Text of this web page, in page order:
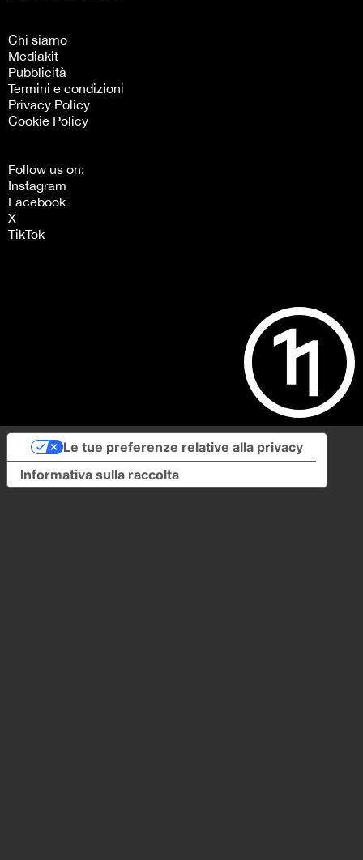
Chi siamo
Mediakit
Pubblicità
Termini e condizioni
Privacy Policy
Cookie Policy
Follow us on:
Instagram
Facebook
X
TikTok
Informativa sulla raccolta
Le tue preferenze relative alla privacy